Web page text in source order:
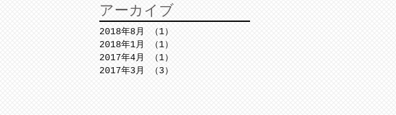
アーカイブ
2018年8月 （1）
2018年1月
（1）
2017年4月
（1）
2017年3月
（3）